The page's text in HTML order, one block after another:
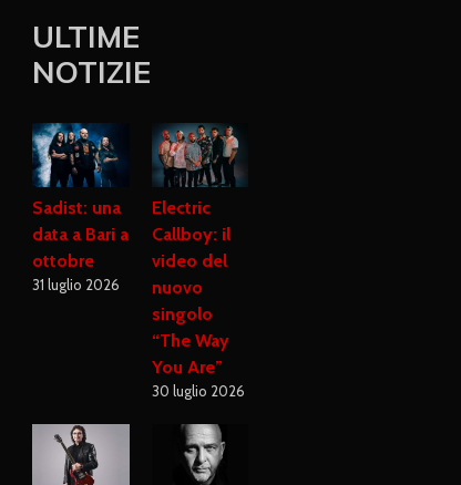
ULTIME
NOTIZIE
Sadist: una
data a Bari a
ottobre
31 luglio 2026
Electric
Callboy: il
video del
nuovo
singolo
“The Way
You Are”
30 luglio 2026